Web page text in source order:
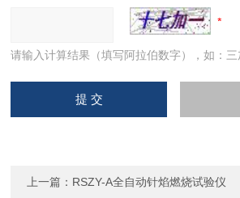
请输入计算结果（填写阿拉伯数字），如：三
上一篇： RSZY-A全自动针焰燃烧试验仪